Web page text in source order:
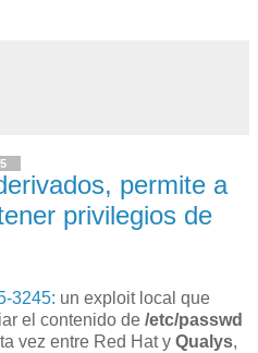
permite a
privilegios de
3245: un exploit local que
el contenido de /etc/passwd
vez entre Red Hat y Qualys,